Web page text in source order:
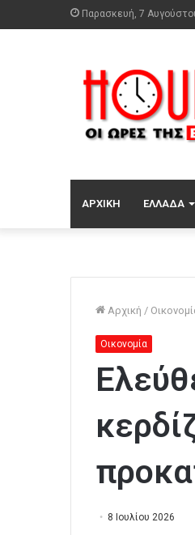
Παρασκευή, 7
ΑΡΧΙΚΉ ΕΛΛΆΔΑ
Αρχική /
Οικονομία
8 Ιουλίου 2026